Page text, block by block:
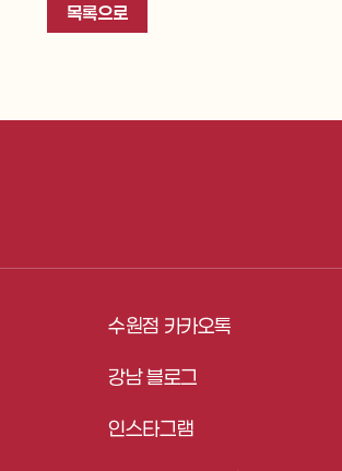
목록으로
수원점 카카오톡
강남 블로그
인스타그램